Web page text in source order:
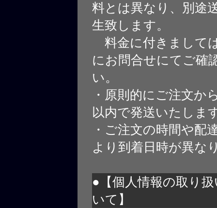
料とは異なり、別途
生致します。
料金に付きまして
にお問合せにてご確
い。
・原則的にご注文か
以内で発送いたしま
・ご注文の時間や配
より到着日時が異な
●【個人情報の取り
いて】